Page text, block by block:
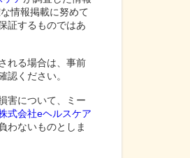
情報掲載に努めて
証するものではあ
れる場合は、事前
認ください。
害について、ミー
式会社eヘルスケア
わないものとしま